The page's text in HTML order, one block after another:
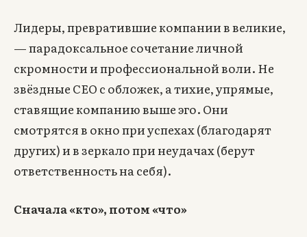
Лидеры, превратившие компании в великие,
— парадоксальное сочетание личной
скромности и профессиональной воли. Не
звёздные CEO с обложек, а тихие, упрямые,
ставящие компанию выше эго. Они
смотрятся в окно при успехах (благодарят
других) и в зеркало при неудачах (берут
ответственность на себя).
Сначала «кто», потом «что»